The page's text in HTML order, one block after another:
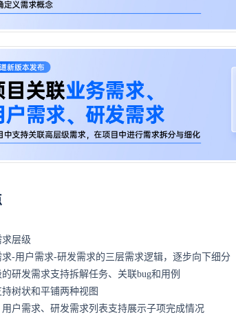
层级
求-用户需求-研发需求的三层需求逻辑，逐步向下细分
研发需求支持拆解任务、关联bug和用例
树状和平铺两种视图
用户需求、研发需求列表支持展示子项完成情况